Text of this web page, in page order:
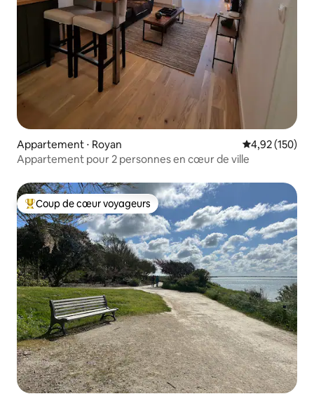
Appartement ⋅ Royan Évaluation
4,92 (150)
Appartement pour 2 personnes en cœur de ville
Coups de cœur voyageurs les plus appréciés
Coup de cœur voyageurs